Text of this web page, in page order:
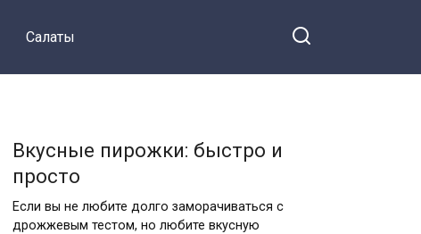
Салаты
Вкусные пирожки: быстро и
просто
Если вы не любите долго заморачиваться с
дрожжевым тестом, но любите вкусную